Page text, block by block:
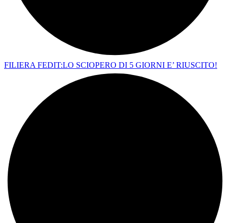
FILIERA FEDIT:LO SCIOPERO DI 5 GIORNI E’ RIUSCITO!